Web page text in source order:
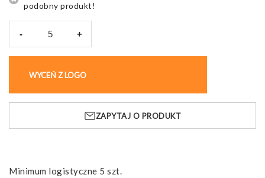
podobny produkt!
-
600D
i
+
WYCEŃ Z LOGO
ZAPYTAJ O PRODUKT
Minimum logistyczne 5 szt.